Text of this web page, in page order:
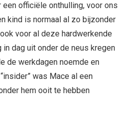
officiële onthulling, voor ons
kind is normaal al zo bijzonder
voor al deze hardwerkende
in dag uit onder de neus kregen
de werkdagen noemde en
was Mace al een
hem ooit te hebben